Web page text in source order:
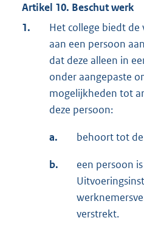
Artikel 10. Beschut werk
1.
Het college biedt
aan een persoon
dat deze alleen in
onder aangepaste
mogelijkheden tot
deze persoon:
a. behoort tot
b.
een persoon
verstrekt.